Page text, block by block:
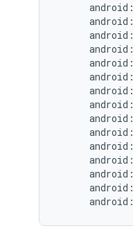
android:
android:
android:
android:
android:
android:
android:
android:
android:
android:
android:
android:
android:
android:
android: